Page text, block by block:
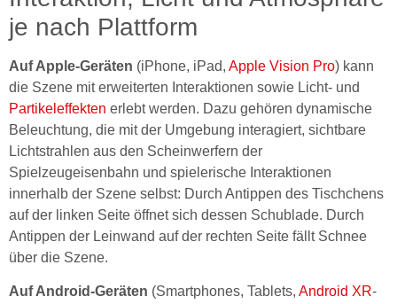
je nach Plattform
Auf Apple-Geräten (iPhone, iPad, Apple Vision Pro) kann
die Szene mit erweiterten Interaktionen sowie Licht- und
Partikeleffekten erlebt werden. Dazu gehören dynamische
Beleuchtung, die mit der Umgebung interagiert, sichtbare
Lichtstrahlen aus den Scheinwerfern der
Spielzeugeisenbahn und spielerische Interaktionen
innerhalb der Szene selbst: Durch Antippen des Tischchens
auf der linken Seite öffnet sich dessen Schublade. Durch
Antippen der Leinwand auf der rechten Seite fällt Schnee
über die Szene.
Auf Android-Geräten (Smartphones, Tablets, Android XR-